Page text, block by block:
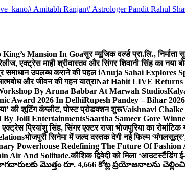
# Amitabh Ranjan# Astrologer Pandit Rahul
Mansion In Goaसुर म्यूजिक वर्ल्ड प्रा.लि.,
एक्ट्रेस माही श्रीवास्तव और सिंगर शिवानी सिंह का नया
समाधान उपलब्ध कराने की पहल iAnuja Sahai Explores
और जीवन की गहन यात्राNat Habit LIVE Returns
By Aruna Babbar At Marwah Studios
Award 2026 In DelhiRupesh Pandey – Bihar
की शूटिंग कंप्लीट, पोस्ट प्रोडक्शन शुरूVaishnavi
By Joill EntertainmentsSaartha Sameer Gore
प्रियांशु सिंह, सिंगर एक्टर राजा भोजपुरिया का
भोजपुरी सिनेमा में जल्द दस्तक देगी नई फिल्म ‘मंगलसूत्र’,
Powerhouse Redefining The Future Of
Air And Solitude.कौशिक द्विवेदी को मिला
మొత్తం రూ. 4,666 కోట్ల ప్రయోజనాలను